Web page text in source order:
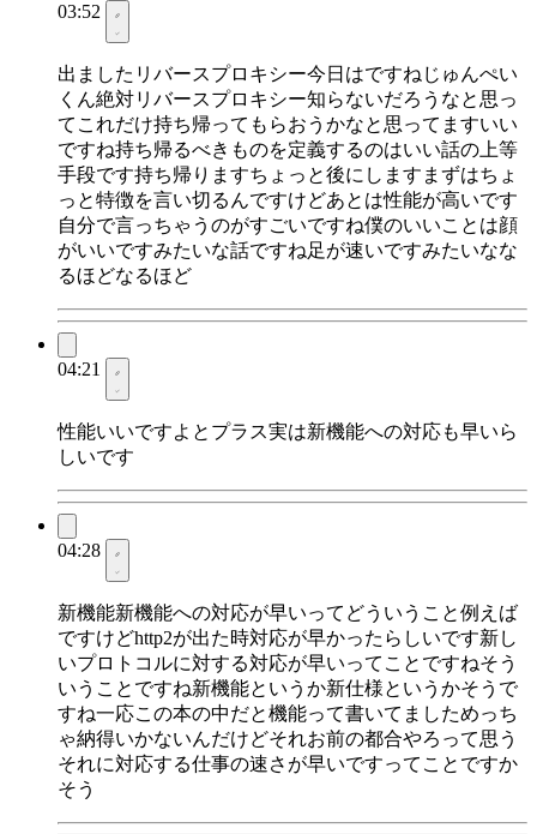
03:52
出ましたリバースプロキシー今日はですねじゅんぺい
くん絶対リバースプロキシー知らないだろうなと思っ
てこれだけ持ち帰ってもらおうかなと思ってますいい
ですね持ち帰るべきものを定義するのはいい話の上等
手段です持ち帰りますちょっと後にしますまずはちょ
っと特徴を言い切るんですけどあとは性能が高いです
自分で言っちゃうのがすごいですね僕のいいことは顔
がいいですみたいな話ですね足が速いですみたいなな
るほどなるほど
04:21
性能いいですよとプラス実は新機能への対応も早いら
しいです
04:28
新機能新機能への対応が早いってどういうこと例えば
ですけどhttp2が出た時対応が早かったらしいです新し
いプロトコルに対する対応が早いってことですねそう
いうことですね新機能というか新仕様というかそうで
すね一応この本の中だと機能って書いてましためっち
ゃ納得いかないんだけどそれお前の都合やろって思う
それに対応する仕事の速さが早いですってことですか
そう